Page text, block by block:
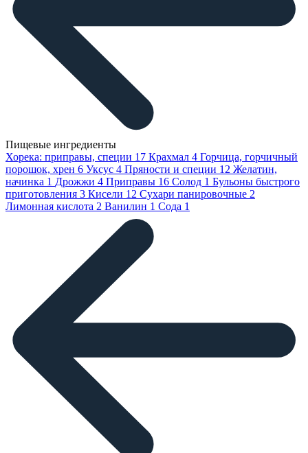
Пищевые ингредиенты
Хорека: приправы, специи 17 Крахмал 4 Горчица, горчичный
порошок, хрен 6 Уксус 4 Пряности и специи 12 Желатин,
начинка 1 Дрожжи 4 Приправы 16 Солод 1 Бульоны быстрого
приготовления 3 Кисели 12 Сухари панировочные 2
Лимонная кислота 2 Ванилин 1 Сода 1